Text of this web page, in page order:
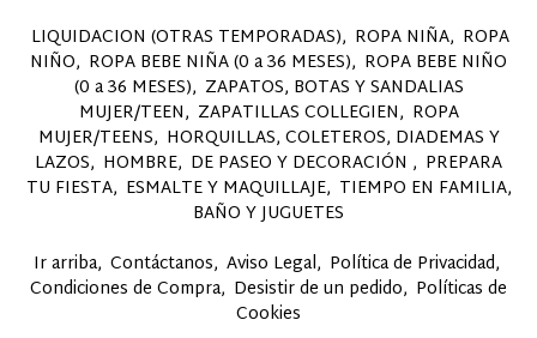
LIQUIDACION (OTRAS TEMPORADAS) ROPA NIÑA ROPA
NIÑO ROPA BEBE NIÑA (0 a 36 MESES) ROPA BEBE NIÑO
(0 a 36 MESES) ZAPATOS, BOTAS Y SANDALIAS
MUJER/TEEN ZAPATILLAS COLLEGIEN ROPA
MUJER/TEENS HORQUILLAS, COLETEROS, DIADEMAS Y
LAZOS HOMBRE DE PASEO Y DECORACIÓN
PREPARA
TU FIESTA ESMALTE Y MAQUILLAJE TIEMPO EN FAMILIA,
BAÑO Y JUGUETES
Ir arriba Contáctanos Aviso Legal Política de Privacidad
Condiciones de Compra Desistir de un pedido Políticas de
Cookies